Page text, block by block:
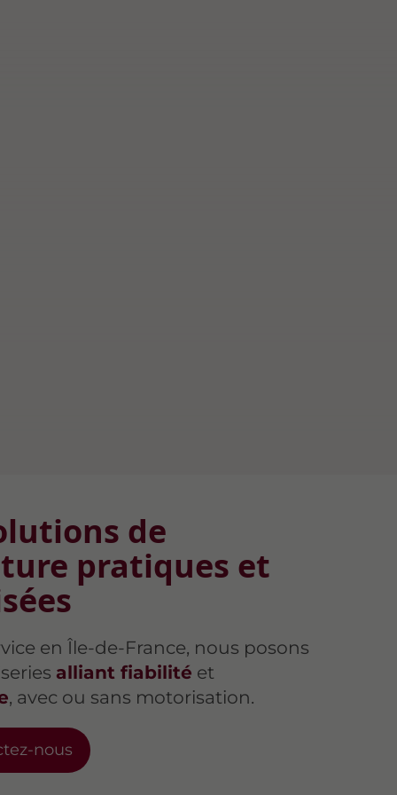
de
pratiques et
en Île-de-France, nous posons
alliant fiabilité et
, avec ou sans motorisation.
nous